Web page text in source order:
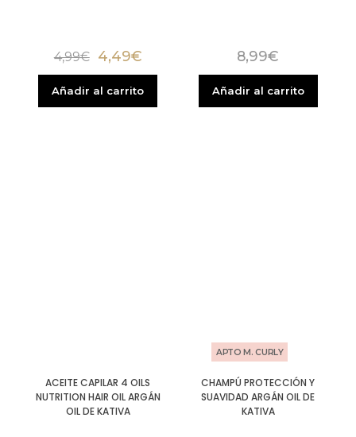
4,99€ 4,49€
Añadir al carrito
8,99€
Añadir al carrito
ACEITE CAPILAR 4 OILS
NUTRITION HAIR OIL ARGÁN
OIL DE KATIVA
APTO M. CURLY
CHAMPÚ PROTECCIÓN Y
SUAVIDAD ARGÁN OIL DE
KATIVA